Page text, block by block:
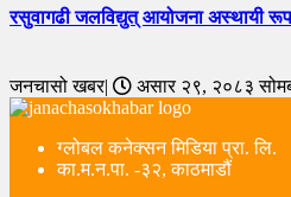
रसुवागढी जलविद्युत् आयोजना अस्थायी
जनचासो खबर| असार २९, २०८३
ग्लोबल कनेक्सन मिडिया प्रा. लि.
का.म.न.पा. -३२, काठमाडौं